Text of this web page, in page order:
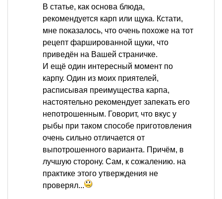
В статье, как основа блюда,
рекомендуется карп или щука. Кстати,
мне показалось, что очень похоже на тот
рецепт фаршированной щуки, что
приведён на Вашей страничке.
И ещё один интересный момент по
карпу. Один из моих приятелей,
расписывая преимущества карпа,
настоятельно рекомендует запекать его
непотрошенным. Говорит, что вкус у
рыбы при таком способе приготовления
очень сильно отличается от
выпотрошенного варианта. Причём, в
лучшую сторону. Сам, к сожалению. на
практике этого утверждения не
проверял...